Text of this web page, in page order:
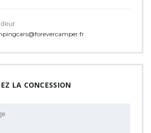
LA CONCESSION